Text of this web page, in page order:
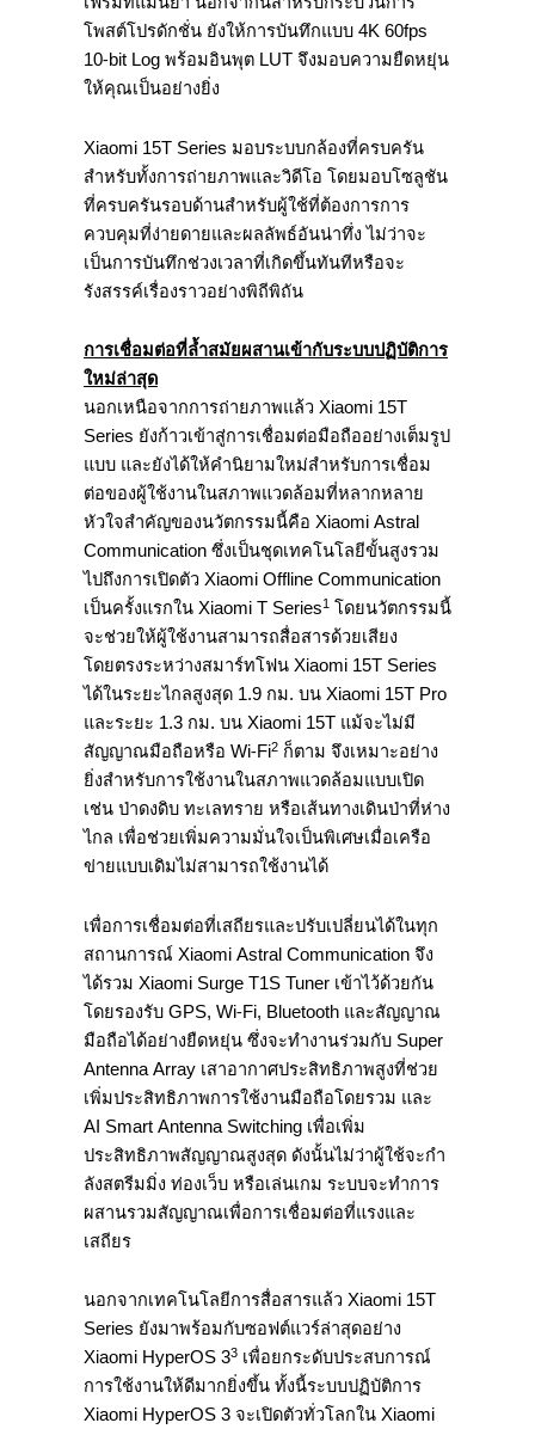
โพสต์โปรดักชั่น ยังให้การบันทึกแบบ 4K 60fps
10-bit Log พร้อมอินพุต LUT จึงมอบความยืดหยุ่น
ให้คุณเป็นอย่างยิ่ง
Xiaomi 15T Series มอบระบบกล้องที่ครบครัน
สำหรับทั้งการถ่ายภาพและวิดีโอ โดยมอบโซลูชัน
ที่ครบครันรอบด้านสำหรับผู้ใช้ที่ต้องการการ
ควบคุมที่ง่ายดายและผลลัพธ์อันน่าทึ่ง ไม่ว่าจะ
เป็นการบันทึกช่วงเวลาที่เกิดขึ้นทันทีหรือจะ
รังสรรค์เรื่องราวอย่างพิถีพิถัน
การเชื่อมต่อที่ล้ำสมัยผสานเข้ากับระบบปฏิบัติการ
ใหม่ล่าสุด
นอกเหนือจากการถ่ายภาพแล้ว Xiaomi 15T
Series ยังก้าวเข้าสู่การเชื่อมต่อมือถืออย่างเต็มรูป
แบบ และยังได้ให้คำนิยามใหม่สำหรับการเชื่อม
ต่อของผู้ใช้งานในสภาพแวดล้อมที่หลากหลาย
หัวใจสำคัญของนวัตกรรมนี้คือ Xiaomi Astral
Communication ซึ่งเป็นชุดเทคโนโลยีขั้นสูงรวม
ไปถึงการเปิดตัว Xiaomi Offline Communication
เป็นครั้งแรกใน Xiaomi T Series1 โดยนวัตกรรมนี้
จะช่วยให้ผู้ใช้งานสามารถสื่อสารด้วยเสียง
โดยตรงระหว่างสมาร์ทโฟน Xiaomi 15T Series
ได้ในระยะไกลสูงสุด 1.9 กม. บน Xiaomi 15T Pro
และระยะ 1.3 กม. บน Xiaomi 15T แม้จะไม่มี
สัญญาณมือถือหรือ Wi-Fi2 ก็ตาม จึงเหมาะอย่าง
ยิ่งสำหรับการใช้งานในสภาพแวดล้อมแบบเปิด
เช่น ป่าดงดิบ ทะเลทราย หรือเส้นทางเดินป่าที่ห่าง
ไกล เพื่อช่วยเพิ่มความมั่นใจเป็นพิเศษเมื่อเครือ
ข่ายแบบเดิมไม่สามารถใช้งานได้
เพื่อการเชื่อมต่อที่เสถียรและปรับเปลี่ยนได้ในทุก
สถานการณ์ Xiaomi Astral Communication จึง
ได้รวม Xiaomi Surge T1S Tuner เข้าไว้ด้วยกัน
โดยรองรับ GPS, Wi-Fi, Bluetooth และสัญญาณ
มือถือได้อย่างยืดหยุ่น ซึ่งจะทำงานร่วมกับ Super
Antenna Array เสาอากาศประสิทธิภาพสูงที่ช่วย
เพิ่มประสิทธิภาพการใช้งานมือถือโดยรวม และ
AI Smart Antenna Switching เพื่อเพิ่ม
ประสิทธิภาพสัญญาณสูงสุด ดังนั้นไม่ว่าผู้ใช้จะกำ
ลังสตรีมมิ่ง ท่องเว็บ หรือเล่นเกม ระบบจะทำการ
ผสานรวมสัญญาณเพื่อการเชื่อมต่อที่แรงและ
เสถียร
นอกจากเทคโนโลยีการสื่อสารแล้ว Xiaomi 15T
Series ยังมาพร้อมกับซอฟต์แวร์ล่าสุดอย่าง
Xiaomi HyperOS 33 เพื่อยกระดับประสบการณ์
การใช้งานให้ดีมากยิ่งขึ้น ทั้งนี้ระบบปฏิบัติการ
Xiaomi HyperOS 3 จะเปิดตัวทั่วโลกใน Xiaomi